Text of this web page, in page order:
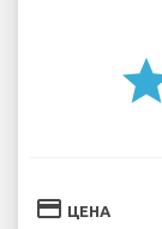
credit_card ЦЕНА